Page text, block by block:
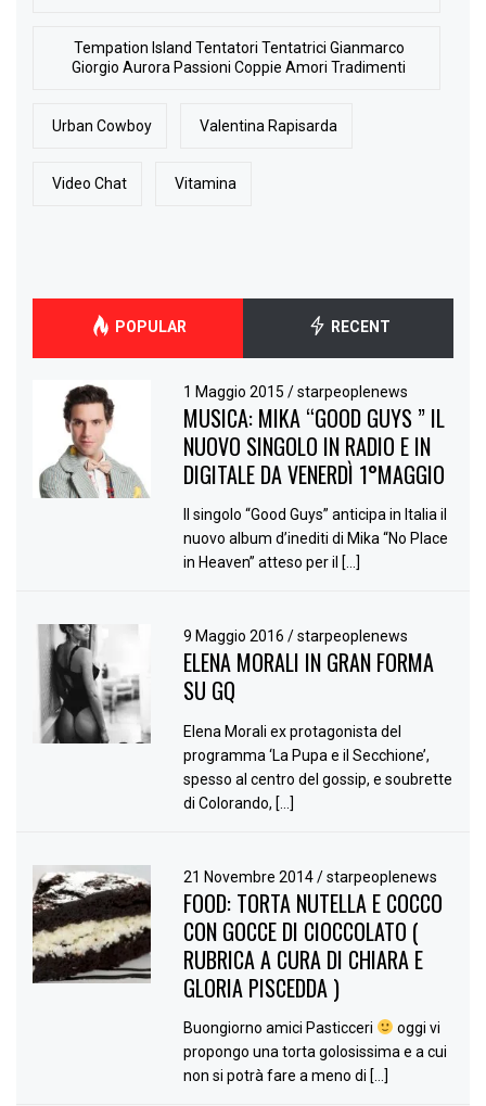
Tempation Island Tentatori Tentatrici Gianmarco
Giorgio Aurora Passioni Coppie Amori Tradimenti
Urban Cowboy Valentina Rapisarda
Video Chat Vitamina
POPULAR RECENT
1 Maggio 2015/ starpeoplenews
MUSICA: MIKA “GOOD GUYS ” IL
NUOVO SINGOLO IN RADIO E IN
DIGITALE DA VENERDÌ 1°MAGGIO
Il singolo “Good Guys” anticipa in Italia il
nuovo album d’inediti di Mika “No Place
in Heaven” atteso per il […]
9 Maggio 2016/ starpeoplenews
ELENA MORALI IN GRAN FORMA
SU GQ
Elena Morali ex protagonista del
programma ‘La Pupa e il Secchione’,
spesso al centro del gossip, e soubrette
di Colorando, […]
21 Novembre 2014/ starpeoplenews
FOOD: TORTA NUTELLA E COCCO
CON GOCCE DI CIOCCOLATO (
RUBRICA A CURA DI CHIARA E
GLORIA PISCEDDA )
Buongiorno amici Pasticceri
oggi vi
propongo una torta golosissima e a cui
non si potrà fare a meno di […]